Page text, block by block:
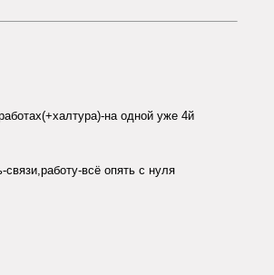
на одной уже 4й
всё опять с нуля